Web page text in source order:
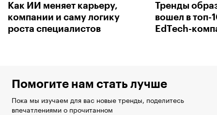
Как ИИ меняет карьеру,
компании и саму логику
роста специалистов
Тренды
вошел в топ-
EdTech-
Помогите нам стать лучше
Пока мы изучаем для вас новые тренды, поделитесь
впечатлениями о прочитанном